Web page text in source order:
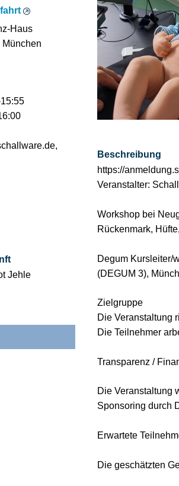
Haus
Jehle
Beschreibung
https://
Veranstalter:
Workshop bei
Rückenmark,
Degum Kursleiter/
(DEGUM 3),
Zielgruppe
Die Veranstaltung
Die Teilnehmer
Transparenz /
Die Veranstaltung
Sponsoring durch
Erwartete
Die geschätzten